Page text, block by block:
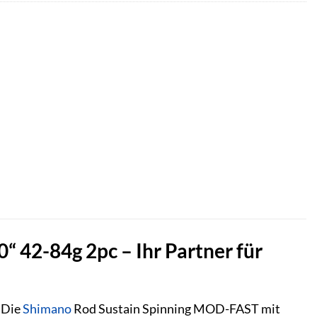
42-84g 2pc – Ihr Partner für
ShimanoRod Sustain Spinning MOD-FAST mit